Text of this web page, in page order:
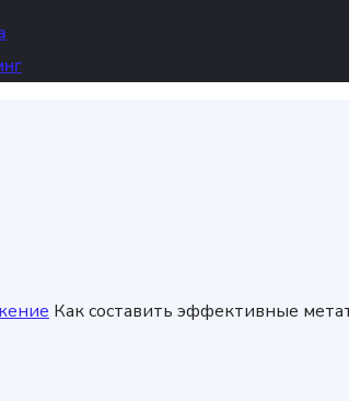
Как составить эффективные